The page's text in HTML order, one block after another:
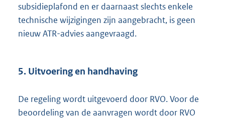
subsidieplafond en er daarnaast slechts enkele
technische wijzigingen zijn aangebracht, is geen
nieuw ATR-advies aangevraagd.
5. Uitvoering en handhaving
De regeling wordt uitgevoerd door RVO. Voor de
beoordeling van de aanvragen wordt door RVO